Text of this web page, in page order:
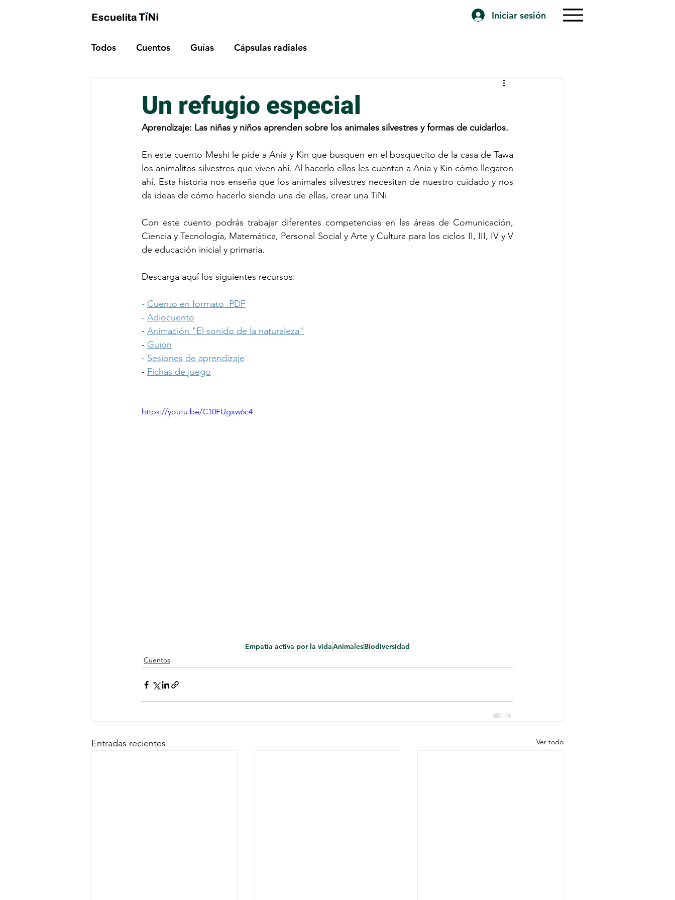
Iniciar sesión
Todos Cuentos Guías Cápsulas radiales
Un refugio especial
Aprendizaje: Las niñas y niños aprenden sobre los animales silvestres y formas de cuidarlos.
En este cuento Meshi le pide a Ania y Kin que busquen en el bosquecito de la casa de Tawa
los animalitos silvestres que viven ahí. Al hacerlo ellos les cuentan a Ania y Kin cómo llegaron
ahí. Esta historia nos enseña que los animales silvestres necesitan de nuestro cuidado y nos
da ideas de cómo hacerlo siendo una de ellas, crear una TiNi.
Con este cuento podrás trabajar diferentes competencias en las áreas de Comunicación,
Ciencia y Tecnología, Matemática, Personal Social y Arte y Cultura para los ciclos II, III, IV y V
de educación inicial y primaria.
Descarga aquí los siguientes recursos:​
- Cuento en formato .PDF
- Adiocuento
- Animación "El sonido de la naturaleza"
- Guion
- Sesiones de aprendizaje
- Fichas de juego
https://youtu.be/C10FUgxw6c4
Empatía activa por la vidaAnimalesBiodiversidad
Cuentos
Entradas recientes Ver todo